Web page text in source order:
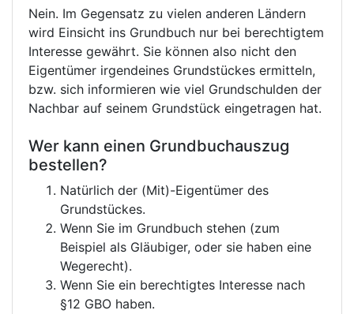
Nein. Im Gegensatz zu vielen anderen Ländern
wird Einsicht ins Grundbuch nur bei berechtigtem
Interesse gewährt. Sie können also nicht den
Eigentümer irgendeines Grundstückes ermitteln,
bzw. sich informieren wie viel Grundschulden der
Nachbar auf seinem Grundstück eingetragen hat.
Wer kann einen Grundbuchauszug
bestellen?
Natürlich der (Mit)-Eigentümer des
Grundstückes.
Wenn Sie im Grundbuch stehen (zum
Beispiel als Gläubiger, oder sie haben eine
Wegerecht).
Wenn Sie ein berechtigtes Interesse nach
§12 GBO haben.